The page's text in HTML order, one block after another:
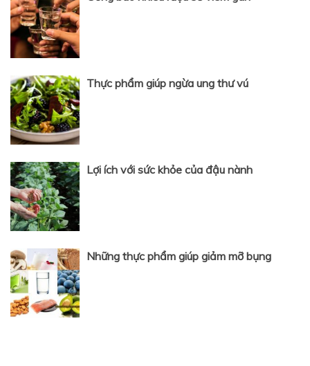
Thực phẩm giúp ngừa ung thư vú
Lợi ích với sức khỏe của đậu nành
Những thực phẩm giúp giảm mỡ bụng